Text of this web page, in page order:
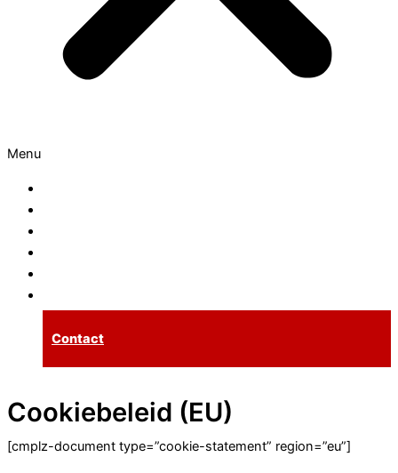
Menu
Contact
Cookiebeleid (EU)
[cmplz-document type=”cookie-statement” region=”eu”]